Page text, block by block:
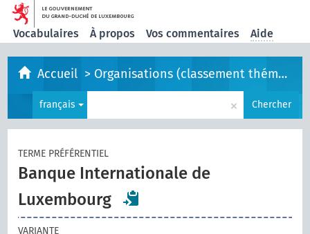
Vocabulaires À propos Vos commentaires Aide
Accueil > Organisations (classement thématique)
français × Chercher
TERME PRÉFÉRENTIEL
Banque Internationale de
Luxembourg
VARIANTE